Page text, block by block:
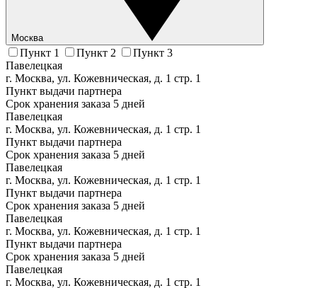
Москва
Пункт 1 Пункт 2
Пункт 3
Павелецкая
г. Москва, ул. Кожевническая, д. 1 стр. 1
Пункт выдачи партнера
Срок хранения заказа 5 дней
Павелецкая
г. Москва, ул. Кожевническая, д. 1 стр. 1
Пункт выдачи партнера
Срок хранения заказа 5 дней
Павелецкая
г. Москва, ул. Кожевническая, д. 1 стр. 1
Пункт выдачи партнера
Срок хранения заказа 5 дней
Павелецкая
г. Москва, ул. Кожевническая, д. 1 стр. 1
Пункт выдачи партнера
Срок хранения заказа 5 дней
Павелецкая
г. Москва, ул. Кожевническая, д. 1 стр. 1